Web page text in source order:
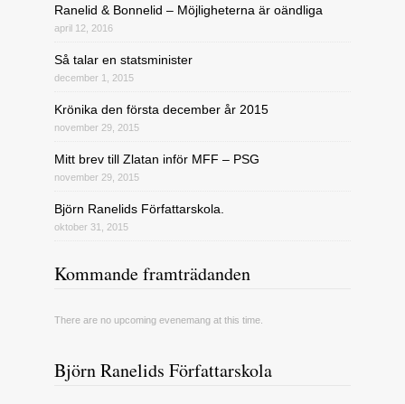
Ranelid & Bonnelid – Möjligheterna är oändliga
april 12, 2016
Så talar en statsminister
december 1, 2015
Krönika den första december år 2015
november 29, 2015
Mitt brev till Zlatan inför MFF – PSG
november 29, 2015
Björn Ranelids Författarskola.
oktober 31, 2015
Kommande framträdanden
There are no upcoming evenemang at this time.
Björn Ranelids Författarskola